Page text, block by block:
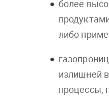
более
либо
излишней
процессы,